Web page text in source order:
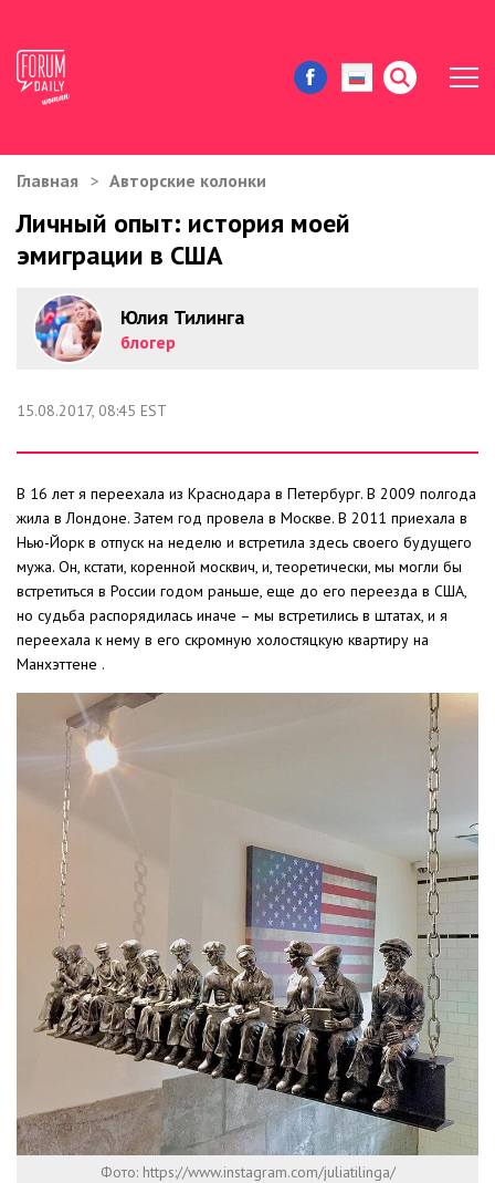
ЖИЗНЬ И ИСТОРИИ
ИММИГРАЦИЯ В США
ЗНАМЕНИТОСТИ
АВТОРСКИЕ КОЛОНКИ
ЗДОРОВЬЕ И КРАСОТА
Главная Авторские колонки
Личный опыт: история моей
эмиграции в США
Юлия Тилинга
блогер
15.08.2017, 08:45 EST
В 16 лет я переехала из Краснодара в Петербург. В 2009 полгода
жила в Лондоне. Затем год провела в Москве. В 2011 приехала в
Нью-Йорк в отпуск на неделю и встретила здесь своего будущего
мужа. Он, кстати, коренной москвич, и, теоретически, мы могли бы
встретиться в России годом раньше, еще до его переезда в США,
но судьба распорядилась иначе – мы встретились в штатах, и я
переехала к нему в его скромную холостяцкую квартиру на
Манхэттене .
Фото: https://www.instagram.com/juliatilinga/